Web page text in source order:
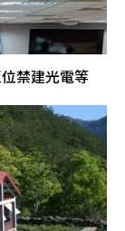
禁建光電等